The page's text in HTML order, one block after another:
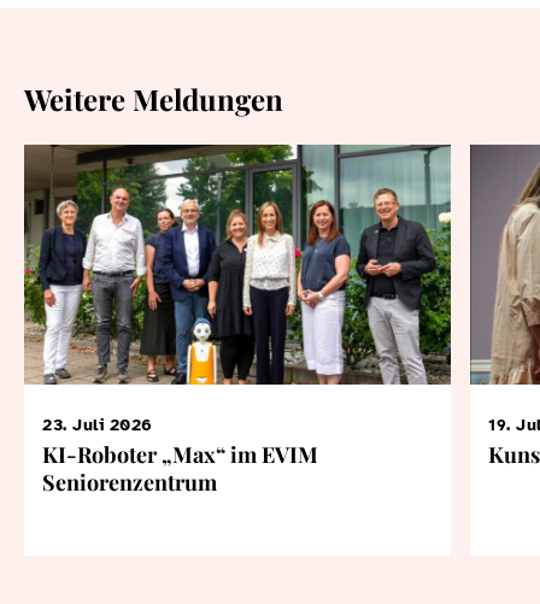
Weitere Meldungen
23. Juli 2026
KI-Roboter „Max“ im EVIM
Seniorenzentrum
19.